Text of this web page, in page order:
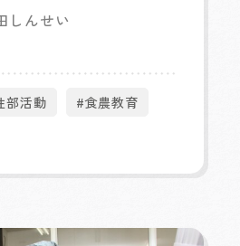
しんせい
部活動 #食農教育